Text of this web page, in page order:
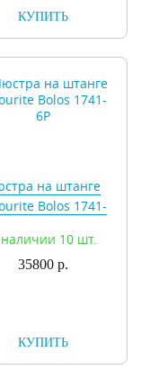
КУПИТЬ
на штанге
Bolos 1741-
10 шт.
35800 р.
КУПИТЬ